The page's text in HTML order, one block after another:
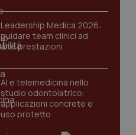
Leadership Medica 2026:
guidare team clinici ad
alte prestazioni
AI e telemedicina nello
studio odontoiatrico:
applicazioni concrete e
uso protetto